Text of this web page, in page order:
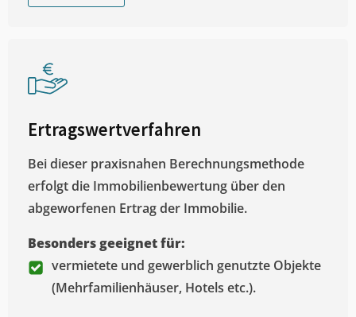
Ertragswertverfahren
Bei dieser praxisnahen Berechnungsmethode
erfolgt die Immobilienbewertung über den
abgeworfenen Ertrag der Immobilie.
Besonders geeignet für:
vermietete und gewerblich genutzte Objekte
(Mehrfamilienhäuser, Hotels etc.).